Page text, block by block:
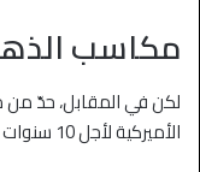
مكاسب
لكن في المقابل، حدّ من
الأميركية لأجل 10 سنوات لأعلى مستوى منذ أكثر من أسبوع.